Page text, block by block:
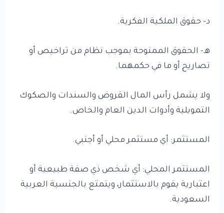
د- حقوق الملكية الفكرية.
هـ- الحقوق الممنوحة بموجب نظام من تراخيص أو
تصاريح أو ما في حكمهما.
ولا يشمل رأس المال القروض والسندات والصكوك
التمويلية وأدوات الدين العام والخاص.
المستثمر: أي مستثمر محلي أو أجنبي.
المستثمر المحلي: أي شخص ذي صفة طبيعية أو
اعتبارية يقوم بالاستثمار، ويتمتع بالجنسية العربية
السعودية.